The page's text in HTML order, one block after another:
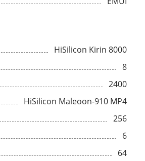
HiSilicon Kirin 8000
8
2400
HiSilicon Maleoon-910 MP4
256
6
64